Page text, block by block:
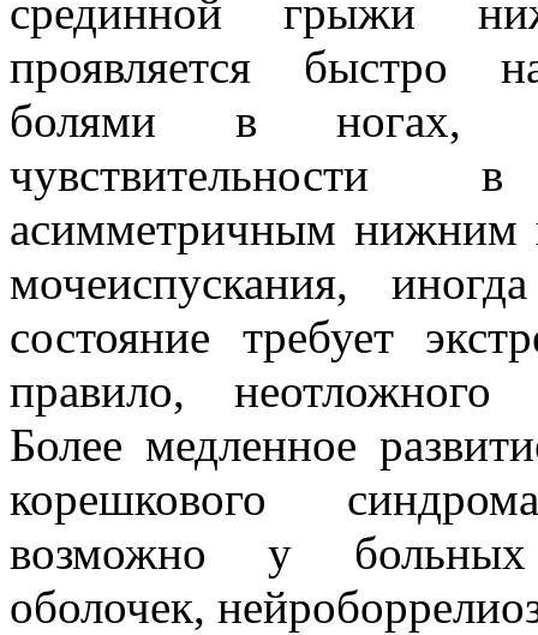
срединной грыжи
проявляется быстро
болями в ногах,
чувствительности
асимметричным нижним
мочеиспускания,
состояние требует
правило, неотложного
Более медленное
корешкового
возможно у больных
оболочек,